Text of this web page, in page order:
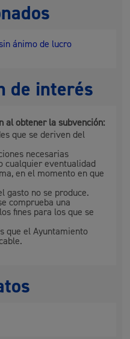
ánimo de lucro
de interés
al obtener la subvención:
que se deriven del
necesarias
cualquier eventualidad
en el momento en que
gasto no se produce.
comprueba una
fines para los que se
que el Ayuntamiento